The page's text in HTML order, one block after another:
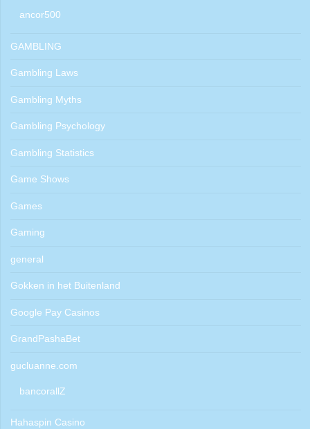
ancor500
GAMBLING
Gambling Laws
Gambling Myths
Gambling Psychology
Gambling Statistics
Game Shows
Games
Gaming
general
Gokken in het Buitenland
Google Pay Casinos
GrandPashaBet
gucluanne.com
bancorallZ
Hahaspin Casino